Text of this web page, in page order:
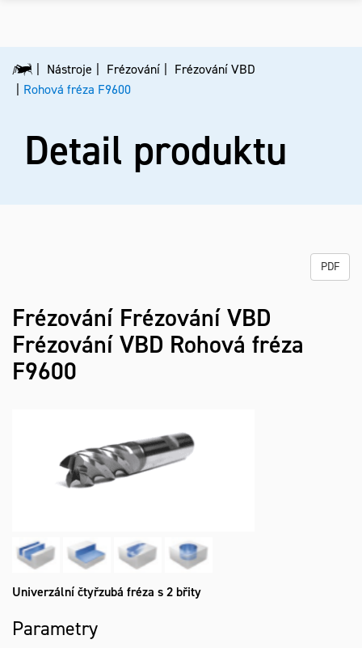
Nástroje Frézování
Frézování VBD
Rohová fréza F9600
Detail produktu
PDF
Frézování Frézování VBD
Frézování VBD Rohová fréza
F9600
Univerzální čtyřzubá fréza s 2 břity
Parametry